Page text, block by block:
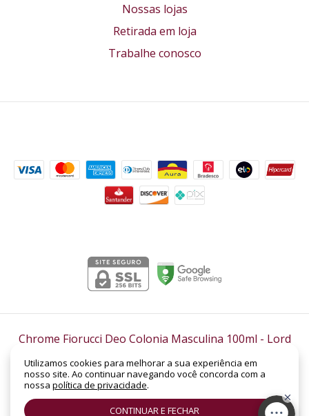
Utilizamos cookies para melhorar a sua experiência em
nosso site. Ao continuar navegando você concorda com a
nossa política de privacidade.
CONTINUAR E FECHAR
Nossas lojas
Retirada em loja
Trabalhe conosco
Chrome Fiorucci Deo Colonia Masculina 100ml - Lord
©2026. LORD PERFUMARIA - CNPJ: 14.158.962/0001-88 | SHC Sul Quadra 305 -
Bloco B, Loja Nº 19 | Asa Sul | Brasília - DF | CEP: 70.352-520. Todos os direitos
reservados.